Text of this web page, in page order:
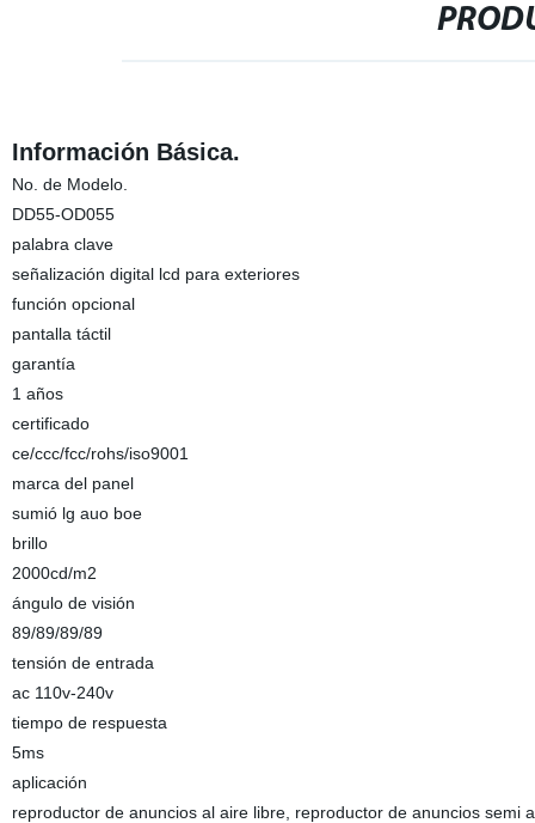
Información Básica.
No. de Modelo.
DD55-OD055
palabra clave
señalización digital lcd para exteriores
función opcional
pantalla táctil
garantía
1 años
certificado
ce/ccc/fcc/rohs/iso9001
marca del panel
sumió lg auo boe
brillo
2000cd/m2
ángulo de visión
89/89/89/89
tensión de entrada
ac 110v-240v
tiempo de respuesta
5ms
aplicación
reproductor de anuncios al aire libre, reproductor de anuncios semi